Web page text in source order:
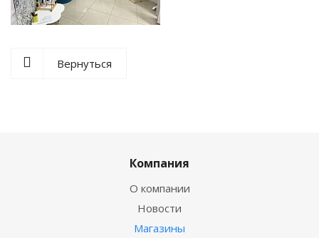
Вернуться
Компания
О компании
Новости
Магазины